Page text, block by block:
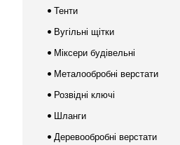
Тенти
Вугільні щітки
Міксери будівельні
Металообробні верстати
Розвідні ключі
Шланги
Деревообробні верстати